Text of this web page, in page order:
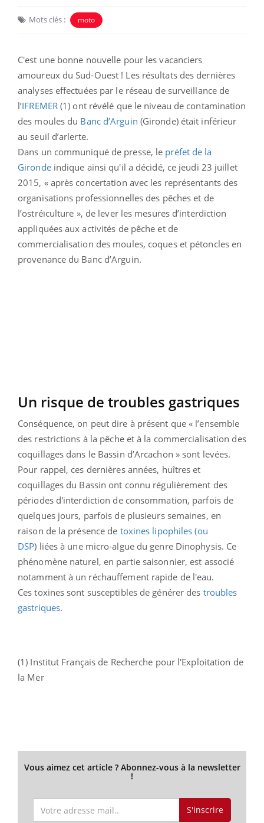
Mots clés : moto
C'est une bonne nouvelle pour les vacanciers
amoureux du Sud-Ouest ! Les résultats des dernières
analyses effectuées par le réseau de surveillance de
l’IFREMER(1) ont révélé que le niveau de contamination
des moules du Banc d’Arguin (Gironde) était inférieur
au seuil d’arlerte.
Dans un communiqué de presse, le préfet de la
Girondeindique ainsi qu'il a décidé, ce jeudi 23 juillet
2015, « après concertation avec les représentants des
organisations professionnelles des pêches et de
l’ostréïculture », de lever les mesures d’interdiction
appliquées aux activités de pêche et de
commercialisation des moules, coques et pétoncles en
provenance du Banc d’Arguin.
Un risque de troubles gastriques
Conséquence, on peut dire à présent que « l’ensemble
des restrictions à la pêche et à la commercialisation des
coquillages dans le Bassin d’Arcachon » sont levées.
Pour rappel, ces dernières années, huîtres et
coquillages du Bassin ont connu régulièrement des
périodes d'interdiction de consommation, parfois de
quelques jours, parfois de plusieurs semaines, en
raison de la présence de toxines lipophiles (ou
DSP) liées à une micro-algue du genre Dinophysis. Ce
phénomène naturel, en partie saisonnier, est associé
notamment à un réchauffement rapide de l'eau.
Ces toxines sont susceptibles de générer des troubles
gastriques.
(1) Institut Français de Recherche pour l'Exploitation de
la Mer
Vous aimez cet article ? Abonnez-vous à la newsletter
!
S'inscrire